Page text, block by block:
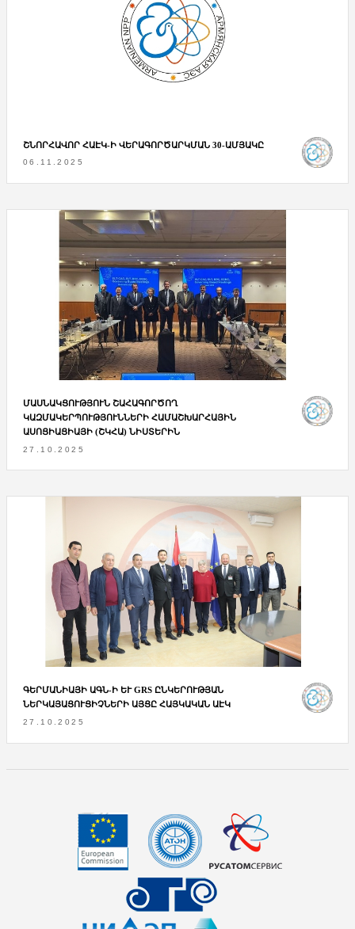
ՇՆՈՐՀԱՎՈՐ ՀԱԷԿ-Ի ՎԵՐԱԳՈՐԾԱՐԿՄԱՆ 30-ԱՄՅԱԿԸ
06.11.2025
ՄԱՍՆԱԿՑՈՒԹՅՈՒՆ ՇԱՀԱԳՈՐԾՈՂ
ԿԱԶՄԱԿԵՐՊՈՒԹՅՈՒՆՆԵՐԻ ՀԱՄԱՇԽԱՐՀԱՅԻՆ
ԱՍՈՑԻԱՑԻԱՅԻ (ՇԿՀԱ) ՆԻՍՏԵՐԻՆ
27.10.2025
ԳԵՐՄԱՆԻԱՅԻ ԱԳՆ-Ի ԵՒ GRS ԸՆԿԵՐՈՒԹՅԱՆ Ն
ԵՐԿԱՅԱՑՈՒՑԻՉՆԵՐԻ ԱՅՑԸ ՀԱՅԿԱԿԱՆ ԱԷԿ
27.10.2025